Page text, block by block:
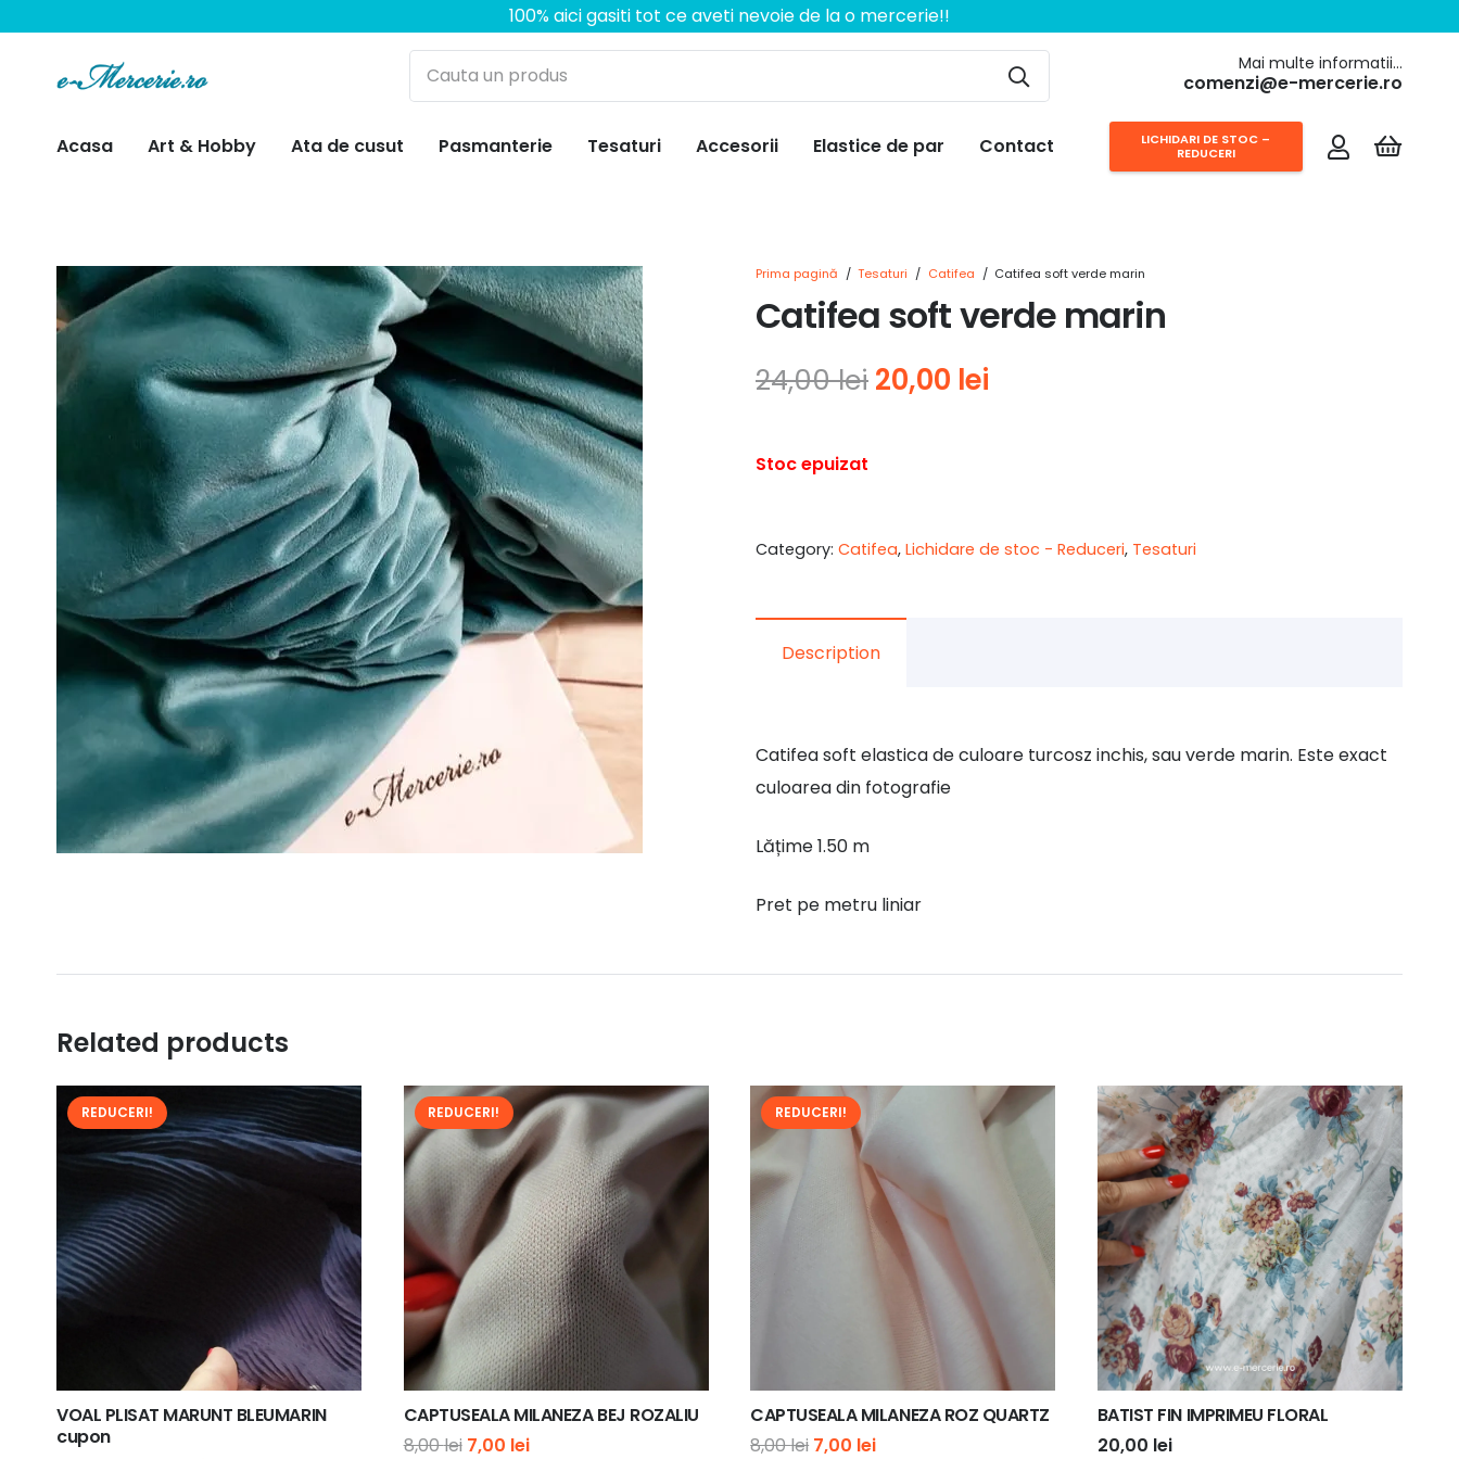
100% aici gasiti tot ce aveti nevoie de la o mercerie!!
Mai multe informatii…
comenzi@e-mercerie.ro
Acasa Art & Hobby Ata de cusut Pasmanterie Tesaturi Accesorii Elastice de par Contact
LICHIDARI DE STOC –
REDUCERI
Prima pagină / Tesaturi / Catifea / Catifea soft verde marin
Catifea soft verde marin
24,00leiPrețul
20,00 lei
Stoc epuizat
Category: Catifea, Lichidare de stoc - Reduceri, Tesaturi
Description
Catifea soft elastica de culoare turcosz inchis, sau verde marin. Este exact
culoarea din fotografie
Lățime 1.50 m
Pret pe metru liniar
Related products
REDUCERI!
VOAL PLISAT MARUNT BLEUMARIN
cupon
REDUCERI!
CAPTUSEALA MILANEZA BEJ ROZALIU
8,00lei Prețul
7,00 leiPrețul
REDUCERI!
CAPTUSEALA MILANEZA ROZ QUARTZ
8,00lei Prețul
7,00 leiPrețul
BATIST FIN IMPRIMEU FLORAL
20,00 lei